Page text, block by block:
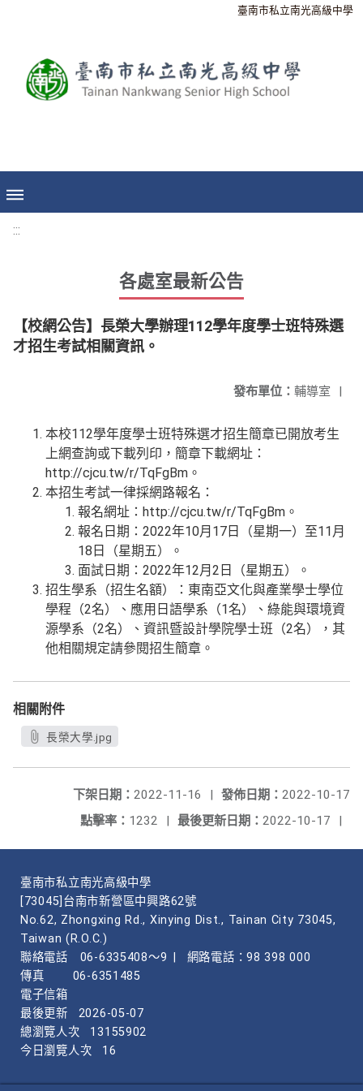
臺南市私立南光高級中學
:::
各處室最新公告
【校網公告】長榮大學辦理112學年度學士班特殊選
才招生考試相關資訊。
發布單位： 輔導室 |
本校112學年度學士班特殊選才招生簡章已開放考生
上網查詢或下載列印，簡章下載網址：
http://cjcu.tw/r/TqFgBm。
本招生考試一律採網路報名：
報名網址：http://cjcu.tw/r/TqFgBm。
報名日期：2022年10月17日（星期一）至11月
18日（星期五）。
面試日期：2022年12月2日（星期五）。
招生學系（招生名額）：東南亞文化與產業學士學位
學程（2名）、應用日語學系（1名）、綠能與環境資
源學系（2名）、資訊暨設計學院學士班（2名），其
他相關規定請參閱招生簡章。
相關附件
長榮大學.jpg
發佈日期： 2022-10-17
下架日期： 2022-11-16
|
最後更新日期： 2022-10-17 |
點擊率： 1232 |
臺南市私立南光高級中學
[73045]台南市新營區中興路62號
No.62, Zhongxing Rd., Xinying Dist., Tainan City 73045,
Taiwan (R.O.C.)
聯絡電話
06-6335408～9
網路電話：98 398 000
傳真
06-6351485
電子信箱
最後更新
2026-05-07
總瀏覽人次
13155902
今日瀏覽人次
16